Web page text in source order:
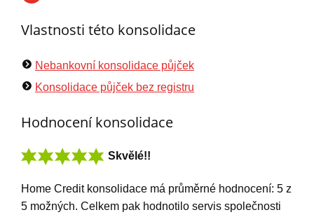
Vlastnosti této konsolidace
Nebankovní konsolidace půjček
Konsolidace půjček bez registru
Hodnocení konsolidace
Skvělé!!
Home Credit konsolidace má průměrné hodnocení: 5 z
5 možných. Celkem pak hodnotilo servis společnosti